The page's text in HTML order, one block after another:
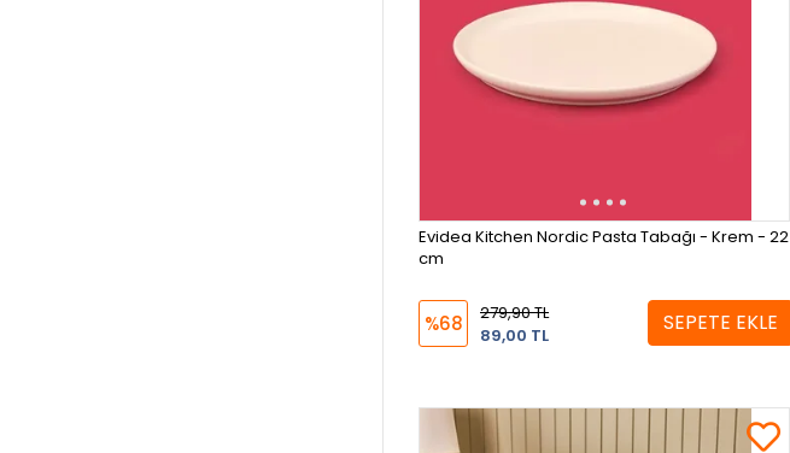
Evidea Kitchen Nordic Pasta Tabağı - Krem - 22
cm
%68
279,90 TL
89,00 TL
SEPETE EKLE